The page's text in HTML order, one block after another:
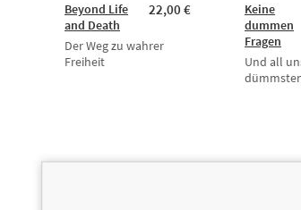
22,00 €
Beyond Life
and Death
Der Weg zu wahrer
Freiheit
Keine
dummen
Fragen
Und all